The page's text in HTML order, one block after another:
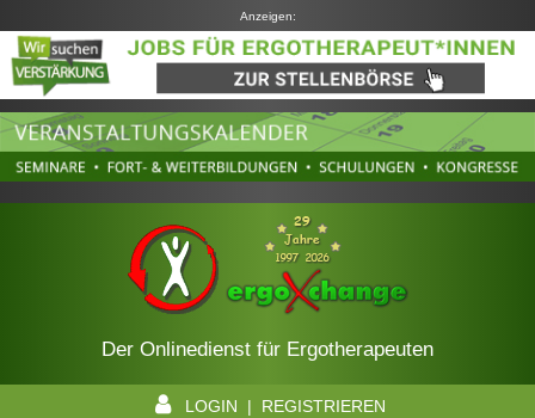
Anzeigen:
Der Onlinedienst für Ergotherapeuten
LOGIN | REGISTRIEREN